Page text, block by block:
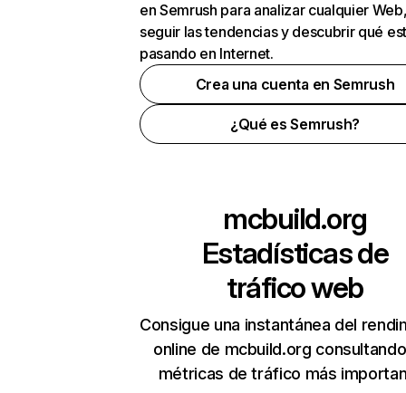
en Semrush para analizar cualquier
seguir las tendencias y descubrir qué
pasando en Internet.
Crea una cuenta en Semrush
¿Qué es Semrush?
mcbuild.org
Estadísticas de
tráfico web
Consigue una instantánea del
online de mcbuild.org
métricas de tráfico más